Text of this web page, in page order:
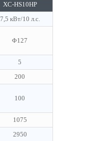
XC-HS10HP
7,5 кВт/10 л.с.
Φ127
5
200
100
1075
2950